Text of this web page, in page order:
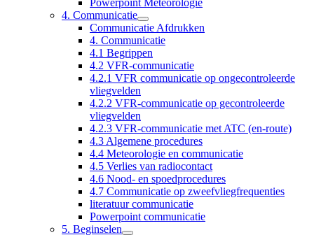
Powerpoint Meteorologie
4. Communicatie
Communicatie Afdrukken
4. Communicatie
4.1 Begrippen
4.2 VFR-communicatie
4.2.1 VFR communicatie op ongecontroleerde
vliegvelden
4.2.2 VFR-communicatie op gecontroleerde
vliegvelden
4.2.3 VFR-communicatie met ATC (en-route)
4.3 Algemene procedures
4.4 Meteorologie en communicatie
4.5 Verlies van radiocontact
4.6 Nood- en spoedprocedures
4.7 Communicatie op zweefvliegfrequenties
literatuur communicatie
Powerpoint communicatie
5. Beginselen